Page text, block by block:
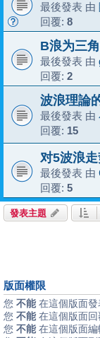
最後發表 由
回覆: 8
B浪为三
最後發表 由
回覆: 2
波浪理論
最後發表 由
回覆: 15
对5波浪
最後發表 由
回覆: 5
發表主題
版面權限
您 不能在這個版面發
您 不能在這個版面回
您 不能在這個版面編